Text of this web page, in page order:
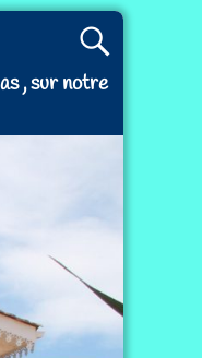
, sur notre